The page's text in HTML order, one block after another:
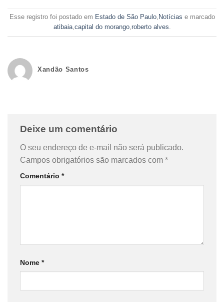
Esse registro foi postado em Estado de São Paulo, Notícias e marcado
atibaia, capital do morango, roberto alves
Xandão Santos
Deixe um comentário
O seu endereço de e-mail não será publicado.
Campos obrigatórios são marcados com *
Comentário *
Nome *